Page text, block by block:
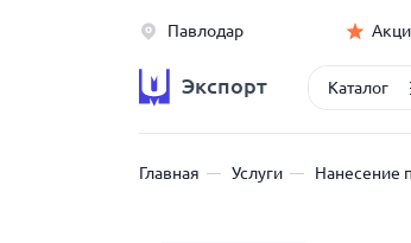
Павлодар
Экспорт Каталог
Главная Услуги Нанесение